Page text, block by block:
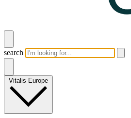
search
Vitalis Europe